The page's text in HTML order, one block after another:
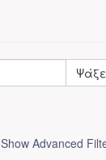
Ψάξε
Show Advanced